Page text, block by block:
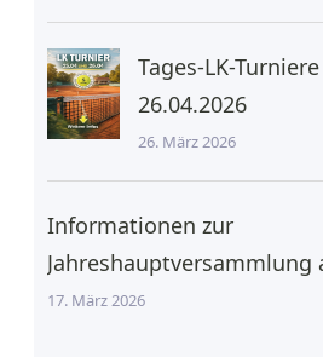
Tages-LK-
26.04.2026
26. März 2026
Informationen zur
Jahreshauptversammlung
17. März 2026